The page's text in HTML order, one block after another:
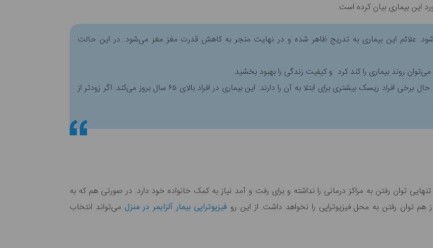
این بیماری بیان کرده است:
علائم این بیماری به تدریج ظاهر شده و در نهایت منجر به کاهش قدرت مغز مغز می‌شود. در این حالت
روند بیماری را کند کرد و کیفیت زندگی را بهبود بخشید.
بیماری آلزایمر برای هرکسی می‌تواند اتفاق بیفتد با این حال برخی افراد ریسک بیشتری برای ابتلا به آن را دارند. این بیماری در افراد بالای ۶۵ سال بروز می‌کند. اگر زودتر از
توان رفتن به مراکز درمانی را نداشته و برای رفت و آمد نیاز به کمک خانواده خود دارد. در صورتی هم که به
هم توان رفتن به محل فیزیوتراپی را نخواهد داشت. از این رو فیزیوتراپی بیمار آلزایمر در منزل
می‎‌تواند انتخاب